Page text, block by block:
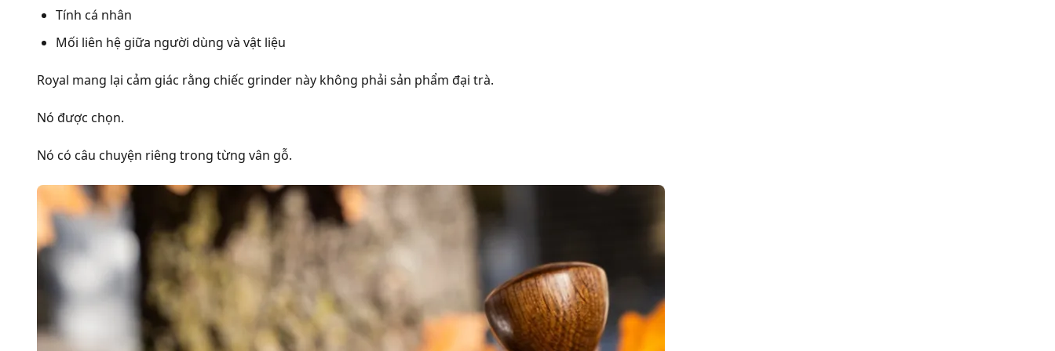
Tính cá nhân
Mối liên hệ giữa người dùng và vật liệu
Royal mang lại cảm giác rằng chiếc grinder này không phải sản phẩm đại trà.
Nó được chọn.
Nó có câu chuyện riêng trong từng vân gỗ.